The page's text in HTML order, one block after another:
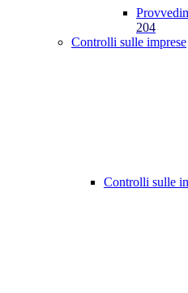
204
Controlli sulle imprese
Controlli sulle